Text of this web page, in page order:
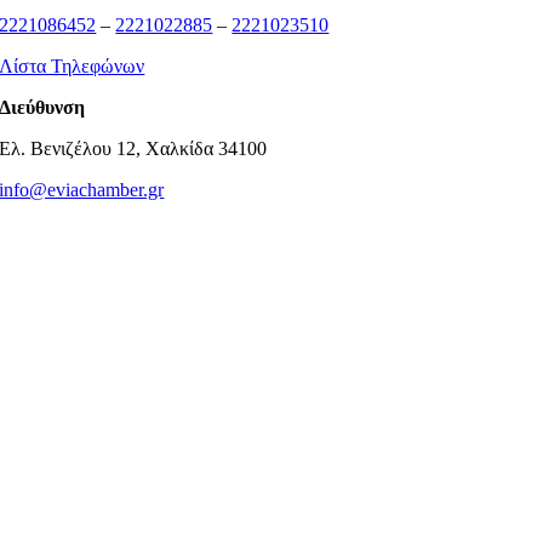
2221086452 – 2221022885 – 2221023510
Λίστα Τηλεφώνων
Διεύθυνση
Ελ. Βενιζέλου 12, Χαλκίδα 34100
info@eviachamber.gr